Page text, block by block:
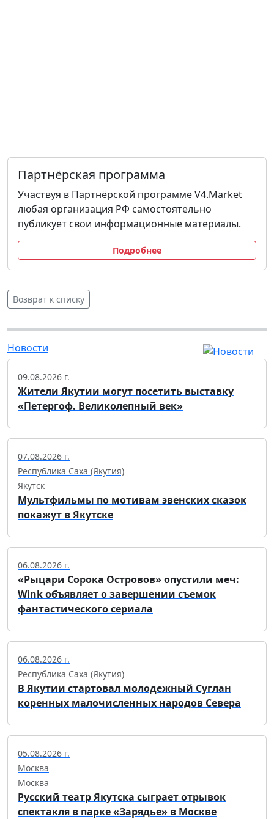
Партнёрская программа
Участвуя в Партнёрской программе V4.Market
любая организация РФ самостоятельно
публикует свои информационные материалы.
Подробнее
Возврат к списку
Новости
09.08.2026 г.
Жители Якутии могут посетить выставку
«Петергоф. Великолепный век»
07.08.2026 г.
Республика Саха (Якутия)
Якутск
Мультфильмы по мотивам эвенских сказок
покажут в Якутске
06.08.2026 г.
«Рыцари Сорока Островов» опустили меч:
Wink объявляет о завершении съемок
фантастического сериала
06.08.2026 г.
Республика Саха (Якутия)
В Якутии стартовал молодежный Суглан
коренных малочисленных народов Севера
05.08.2026 г.
Москва
Москва
Русский театр Якутска сыграет отрывок
спектакля в парке «Зарядье» в Москве